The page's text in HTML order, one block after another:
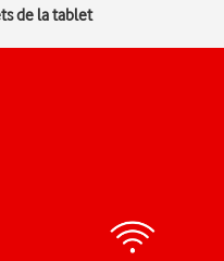
de la tablet